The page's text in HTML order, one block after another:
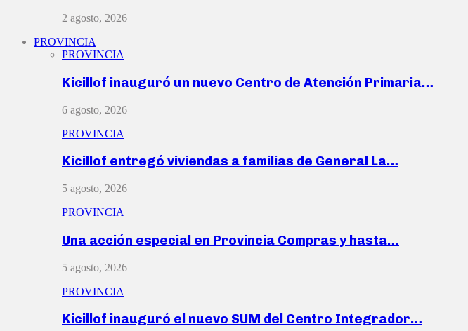
2 agosto, 2026
PROVINCIA
PROVINCIA
Kicillof inauguró un nuevo Centro de Atención Primaria…
6 agosto, 2026
PROVINCIA
Kicillof entregó viviendas a familias de General La…
5 agosto, 2026
PROVINCIA
Una acción especial en Provincia Compras y hasta…
5 agosto, 2026
PROVINCIA
Kicillof inauguró el nuevo SUM del Centro Integrador…